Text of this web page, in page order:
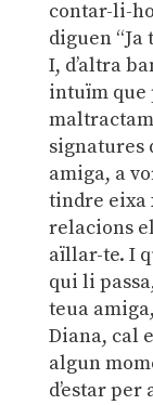
contar-li-
diguen “Ja
I, d’altra
intuïm que
signatures
amiga, a
tindre eixa
relacions
aïllar-te. I
qui li
teua
Diana, cal
algun
d’estar per